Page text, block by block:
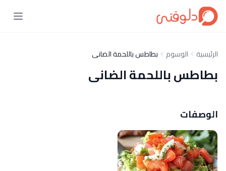
الرئيسية الوسوم بطاطس باللحمة الضانى
بطاطس باللحمة الضانى
الوصفات